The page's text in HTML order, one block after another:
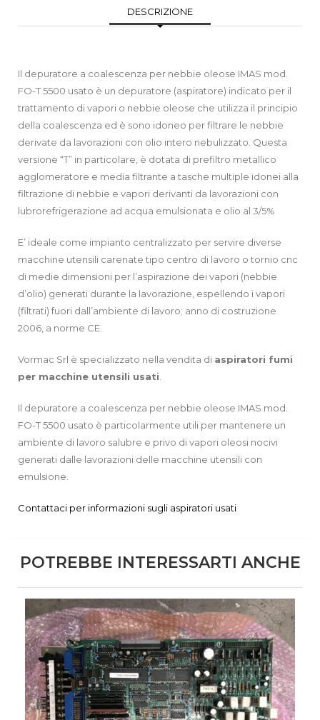
DESCRIZIONE
Il depuratore a coalescenza per nebbie oleose IMAS mod.
FO-T 5500 usato è un depuratore (aspiratore) indicato per il
trattamento di vapori o nebbie oleose che utilizza il principio
della coalescenza ed è sono idoneo per filtrare le nebbie
derivate da lavorazioni con olio intero nebulizzato. Questa
versione “T” in particolare, è dotata di prefiltro metallico
agglomeratore e media filtrante a tasche multiple idonei alla
filtrazione di nebbie e vapori derivanti da lavorazioni con
lubrorefrigerazione ad acqua emulsionata e olio al 3/5%
E’ ideale come impianto centralizzato per servire diverse
macchine utensili carenate tipo centro di lavoro o tornio cnc
di medie dimensioni per l’aspirazione dei vapori (nebbie
d’olio) generati durante la lavorazione, espellendo i vapori
(filtrati) fuori dall’ambiente di lavoro; anno di costruzione
2006, a norme CE.
Vormac Srl è specializzato nella vendita di aspiratori fumi
per macchine utensili usati
Il depuratore a coalescenza per nebbie oleose IMAS mod.
FO-T 5500 usato è particolarmente utili per mantenere un
ambiente di lavoro salubre e privo di vapori oleosi nocivi
generati dalle lavorazioni delle macchine utensili con
emulsione.
Contattaci per informazioni sugli aspiratori usati
POTREBBE INTERESSARTI ANCHE